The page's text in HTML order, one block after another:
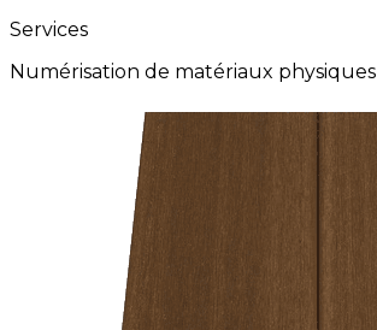
Services
Numérisation de matériaux physiques